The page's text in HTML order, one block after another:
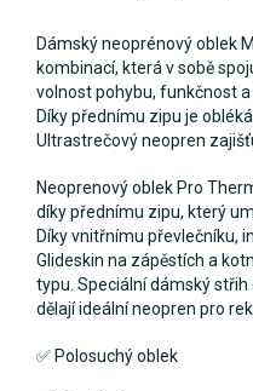
Dámský neoprénový oblek
kombinací, která v sobě
volnost pohybu, funkčnost
Díky přednímu zipu je
Ultrastrečový neopren
Neoprenový oblek Pro
díky přednímu zipu, který
Díky vnitřnímu převlečníku,
Glideskin na zápěstích a
typu. Speciální dámský
dělají ideální neopren pro
✅ Polosuchý oblek